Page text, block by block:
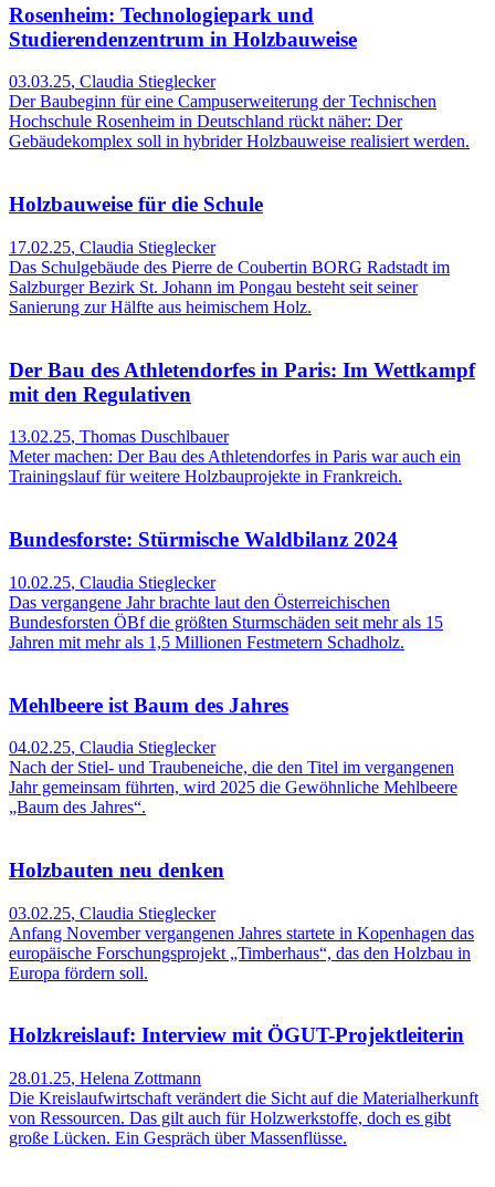
Rosenheim: Technologiepark und
Studierendenzentrum in Holzbauweise
03.03.25, Claudia Stieglecker
Der Baubeginn für eine Campuserweiterung der Technischen
Hochschule Rosenheim in Deutschland rückt näher: Der
Gebäudekomplex soll in hybrider Holzbauweise realisiert werden.
Holzbauweise für die Schule
17.02.25, Claudia Stieglecker
Das Schulgebäude des Pierre de Coubertin BORG Radstadt im
Salzburger Bezirk St. Johann im Pongau besteht seit seiner
Sanierung zur Hälfte aus heimischem Holz.
Der Bau des Athletendorfes in Paris: Im Wettkampf
mit den Regulativen
13.02.25, Thomas Duschlbauer
Meter machen: Der Bau des Athletendorfes in Paris war auch ein
Trainingslauf für weitere Holzbauprojekte in Frankreich.
Bundesforste: Stürmische Waldbilanz 2024
10.02.25, Claudia Stieglecker
Das vergangene Jahr brachte laut den Österreichischen
Bundesforsten ÖBf die größten Sturmschäden seit mehr als 15
Jahren mit mehr als 1,5 Millionen Festmetern Schadholz.
Mehlbeere ist Baum des Jahres
04.02.25, Claudia Stieglecker
Nach der Stiel- und Traubeneiche, die den Titel im vergangenen
Jahr gemeinsam führten, wird 2025 die Gewöhnliche Mehlbeere
„Baum des Jahres“.
Holzbauten neu denken
03.02.25, Claudia Stieglecker
Anfang November vergangenen Jahres startete in Kopenhagen das
europäische Forschungsprojekt „Timberhaus“, das den Holzbau in
Europa fördern soll.
Holzkreislauf: Interview mit ÖGUT-Projektleiterin
28.01.25, Helena Zottmann
Die Kreislaufwirtschaft verändert die Sicht auf die Materialherkunft
von Ressourcen. Das gilt auch für Holzwerkstoffe, doch es gibt
große Lücken. Ein Gespräch über Massenflüsse.